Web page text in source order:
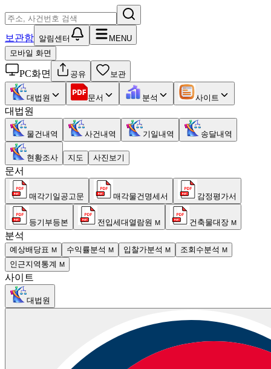
보관함 알림센터
MENU
모바일 화면
PC화면 공유 보관
대법원 문서 분석 사이트
대법원
물건내역 사건내역 기일내역 송달내역
현황조사 지도 사진보기
문서
매각기일공고문 매각물건명세서 감정평가서
등기부등본 전입세대열람원 M 건축물대장 M
분석
예상배당표 M 수익률분석 M 입찰가분석 M 조회수분석 M
인근지역통계 M
사이트
대법원